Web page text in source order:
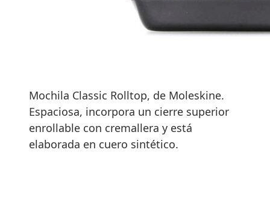
Mochila Classic Rolltop, de Moleskine.
Espaciosa, incorpora un cierre superior
enrollable con cremallera y está
elaborada en cuero sintético.